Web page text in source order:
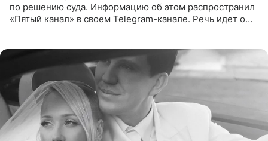
по решению суда. Информацию об этом распространил
«Пятый канал» в своем Telegram-канале. Речь идет о